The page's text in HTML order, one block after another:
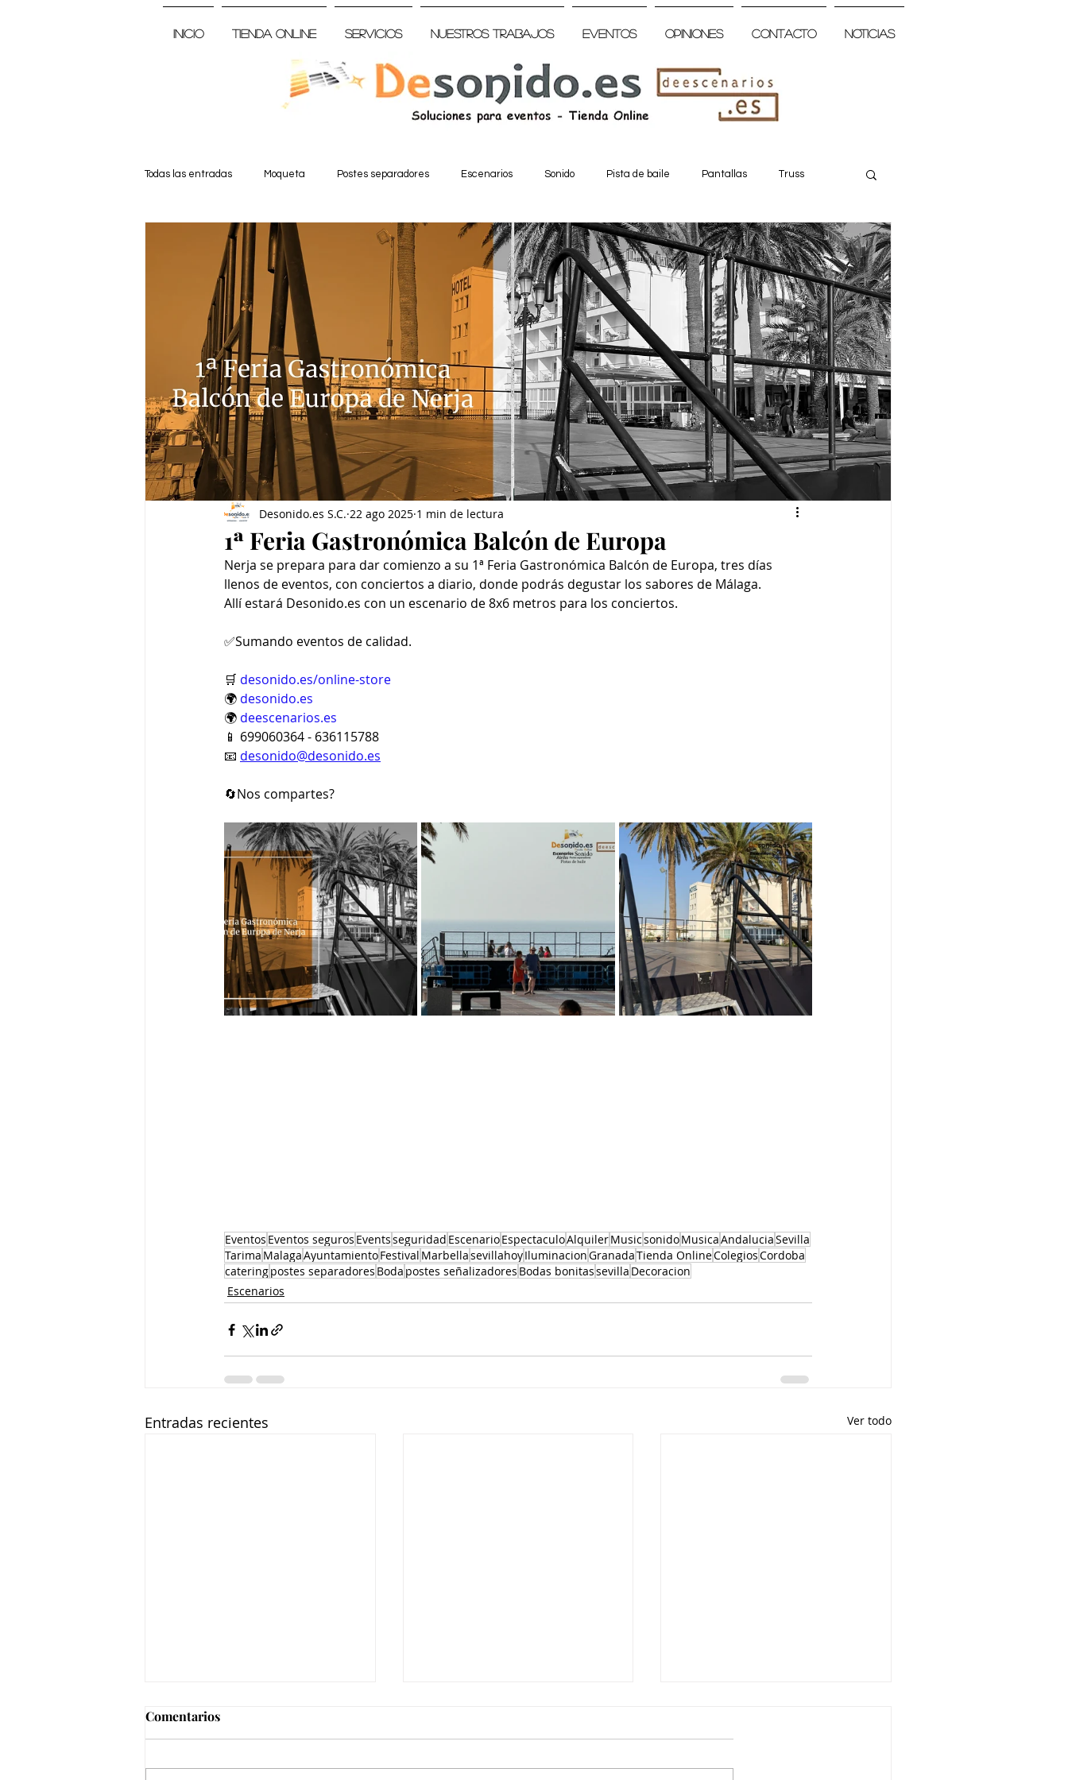
Inicio Tienda Online Servicios Nuestros trabajos Eventos Opiniones Contacto Noticias
Todas las entradas Moqueta Postes separadores Escenarios Sonido Pista de baile Pantallas Truss
1ª Feria Gastronómica Balcón de Europa
Desonido.es S.C. 22 ago 2025 1 min de lectura
Nerja se prepara para dar comienzo a su 1ª Feria Gastronómica Balcón de Europa, tres días
llenos de eventos, con conciertos a diario, donde podrás degustar los sabores de Málaga.
Allí estará Desonido.es con un escenario de 8x6 metros para los conciertos.
✅Sumando eventos de calidad.
🛒 desonido.es/online-store
🌍 desonido.es
🌍 deescenarios.es
📱 699060364 - 636115788
📧 desonido@desonido.es
🔄Nos compartes?
Eventos Eventos seguros Eventsseguridad EscenarioEspectaculoAlquilerMusicsonidoMusicaAndaluciaSevilla
Tarima MalagaAyuntamientoFestival MarbellasevillahoyIluminacionGranadaTienda OnlineColegiosCordoba
cateringpostes separadores Boda postes señalizadores Bodas bonitassevilla Decoracion
Escenarios
Entradas recientes Ver todo
Comentarios